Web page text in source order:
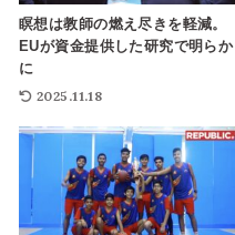
瞑想は教師の燃え尽きを軽減。
EUが資金提供した研究で明らか
に
2025.11.18